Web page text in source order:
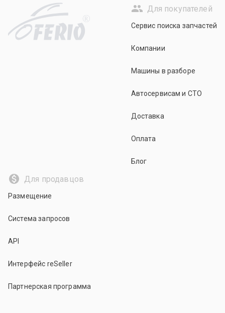
R
Для покупателей
Сервис поиска запчастей
Компании
Машины в разборе
Автосервисам и СТО
Доставка
Оплата
Блог
Для продавцов
Размещение
Система запросов
API
Интерфейс reSeller
Партнерская программа